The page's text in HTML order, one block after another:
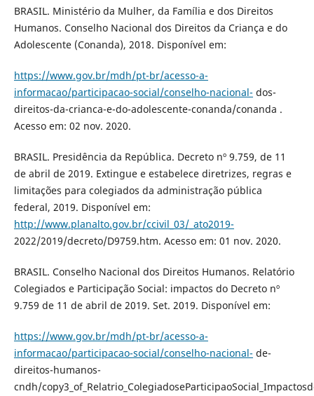
BRASIL. Ministério da Mulher, da Família e dos Direitos
Humanos. Conselho Nacional dos Direitos da Criança e do
Adolescente (Conanda), 2018. Disponível em:
https://www.gov.br/mdh/pt-br/acesso-a-
informacao/participacao-social/conselho-nacional- dos-
direitos-da-crianca-e-do-adolescente-conanda/conanda .
Acesso em: 02 nov. 2020.
BRASIL. Presidência da República. Decreto nº 9.759, de 11
de abril de 2019. Extingue e estabelece diretrizes, regras e
limitações para colegiados da administração pública
federal, 2019. Disponível em:
http://www.planalto.gov.br/ccivil_03/_ato2019-
2022/2019/decreto/D9759.htm. Acesso em: 01 nov. 2020.
BRASIL. Conselho Nacional dos Direitos Humanos. Relatório
Colegiados e Participação Social: impactos do Decreto nº
9.759 de 11 de abril de 2019. Set. 2019. Disponível em:
https://www.gov.br/mdh/pt-br/acesso-a-
informacao/participacao-social/conselho-nacional- de-
direitos-humanos-
cndh/